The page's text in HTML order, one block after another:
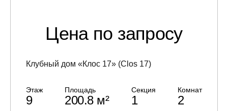
Цена по запросу
Клубный дом «Клос 17» (Clos 17)
Этаж
9
Площадь
200.8 м²
Секция
1
Комнат
2